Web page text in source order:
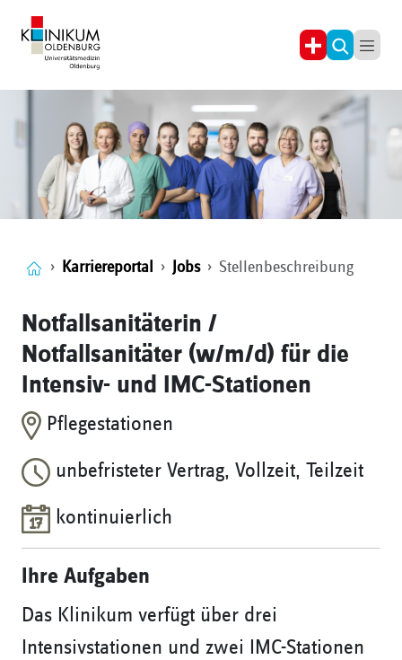
Karriereportal Jobs Stellenbeschreibung
Notfallsanitäterin /
Notfallsanitäter (w/m/d) für die
Intensiv- und IMC-Stationen
Pflegestationen
unbefristeter Vertrag, Vollzeit, Teilzeit
kontinuierlich
Ihre Aufgaben
Das Klinikum verfügt über drei
Intensivstationen und zwei IMC-Stationen